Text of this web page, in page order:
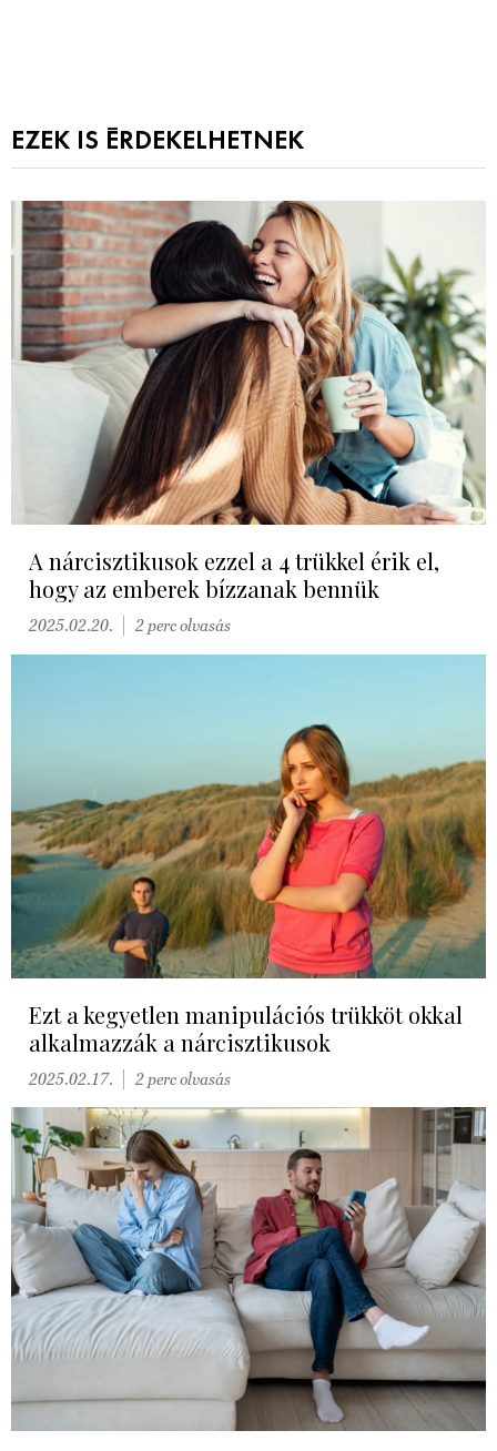
EZEK IS ÉRDEKELHETNEK
A nárcisztikusok ezzel a 4 trükkel érik el,
hogy az emberek bízzanak bennük
2025.02.20. 2 perc olvasás
Ezt a kegyetlen manipulációs trükköt okkal
alkalmazzák a nárcisztikusok
2025.02.17. 2 perc olvasás